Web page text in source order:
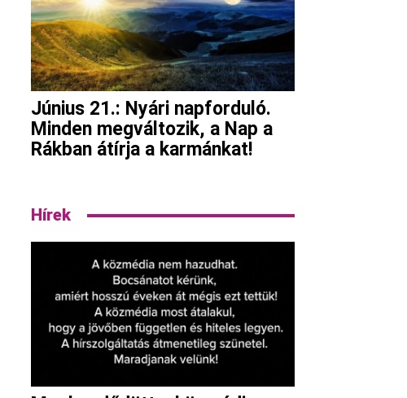
Június 21.: Nyári napforduló.
Minden megváltozik, a Nap a
Rákban átírja a karmánkat!
Hírek